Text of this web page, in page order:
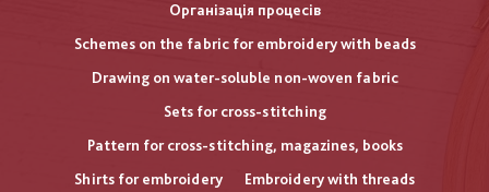
Організація процесів
Schemes on the fabric for embroidery with beads
Drawing on water-soluble non-woven fabric
Sets for cross-stitching
Pattern for cross-stitching, magazines, books
Shirts for embroidery
Embroidery with threads